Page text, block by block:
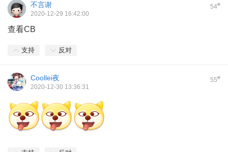
54#
不言谢
2020-12-29 16:42:00
查看CB
支持 反对
55#
Coollei夜
2020-12-30 13:36:31